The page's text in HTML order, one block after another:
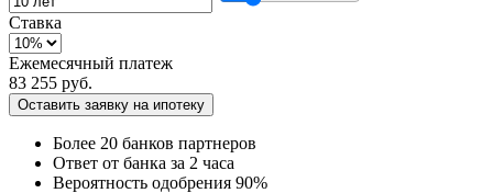
Ставка
Ежемесячный платеж
83 255 руб.
Оставить заявку на ипотеку
Более 20 банков партнеров
Ответ от банка за 2 часа
Вероятность одобрения 90%